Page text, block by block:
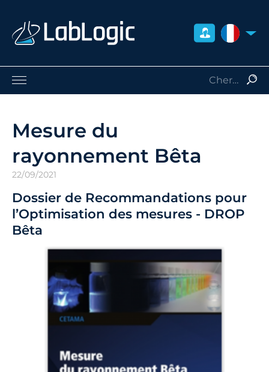
FRANCE
Radio-Protection
Consommables
Services
Contact
Distributeurs
Mesure du
rayonnement Bêta
22/09/2021
Dossier de Recommandations pour
l’Optimisation des mesures - DROP
Bêta